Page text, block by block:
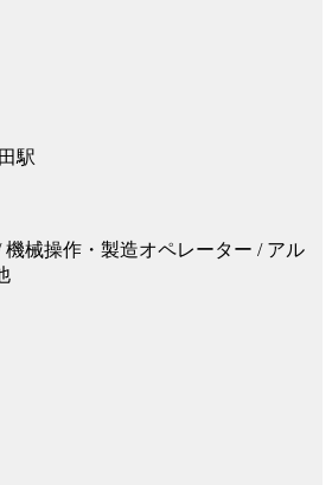
駅
機械操作・製造オペレーター / アル